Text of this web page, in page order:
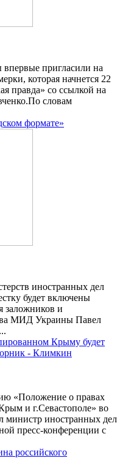
пригласили на
которая начнется 22
правда» со ссылкой на
словам
формате»
иностранных дел
будет включены
заложников и
МИД Украины Павел
Крыму будет
- Климкин
«Положение о правах
и г.Севастополе» во
министр иностранных дел
пресс-конференции с
российского